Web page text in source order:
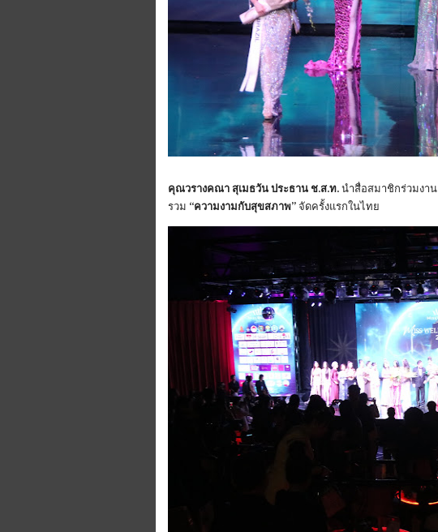
‎คุณวรางคณา สุเมธวัน ประธาน ช.ส.ท. นำสื่อสมาชิกร่วมงาน
รวม “ความงามกับสุขสภาพ” จัดครั้งแรกในไทย